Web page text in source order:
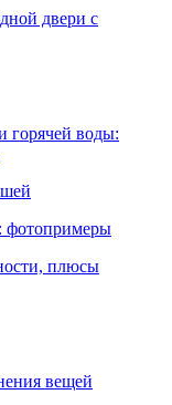
двери с
горячей воды:
фотопримеры
плюсы
вещей